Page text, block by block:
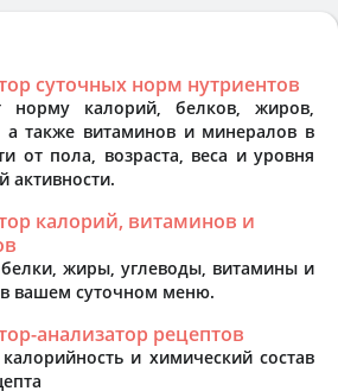
суточных норм нутриентов
норму калорий, белков, жиров,
а также витаминов и минералов в
от пола, возраста, веса и уровня
активности.
калорий, витаминов и
белки, жиры, углеводы, витамины и
вашем суточном меню.
анализатор рецептов
и химический состав